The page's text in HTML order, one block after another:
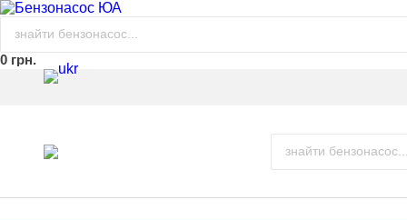
0 грн.